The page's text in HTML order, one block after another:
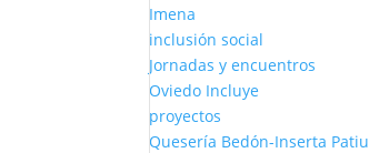
Imena
inclusión social
Jornadas y encuentros
Oviedo Incluye
proyectos
Quesería Bedón-Inserta Patiu